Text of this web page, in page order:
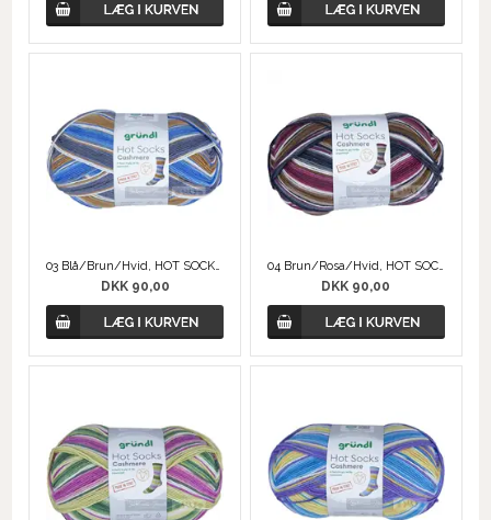
03 Blå/Brun/Hvid, HOT SOCKS CASHMERE
DKK 90,00
04 Brun/Rosa/Hvid, HOT SOCKS CASHMERE
DKK 90,00